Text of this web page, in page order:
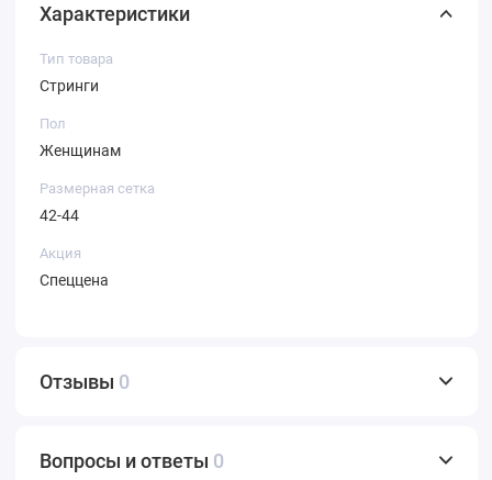
Характеристики
Тип товара
Стринги
Пол
Женщинам
Размерная сетка
42-44
Акция
Спеццена
Отзывы 0
Вопросы и ответы 0